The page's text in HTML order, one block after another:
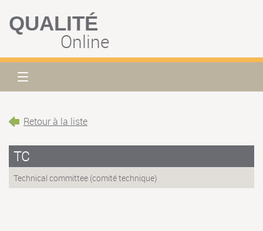
QUALITÉ
Online
Retour à la liste
TC
Technical committee (comité technique)